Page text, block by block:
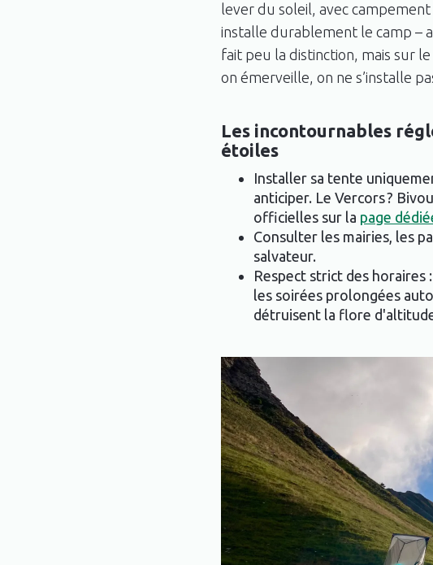
lever du soleil, avec
installe durablement le camp –
fait peu la distinction, mais sur
on émerveille, on ne s’installe
Les incontournables
étoiles
Installer sa tente
anticiper. Le Vercors ?
officielles sur la page
Consulter les mairies, les
salvateur.
Respect strict des horaires
les soirées prolongées
détruisent la flore